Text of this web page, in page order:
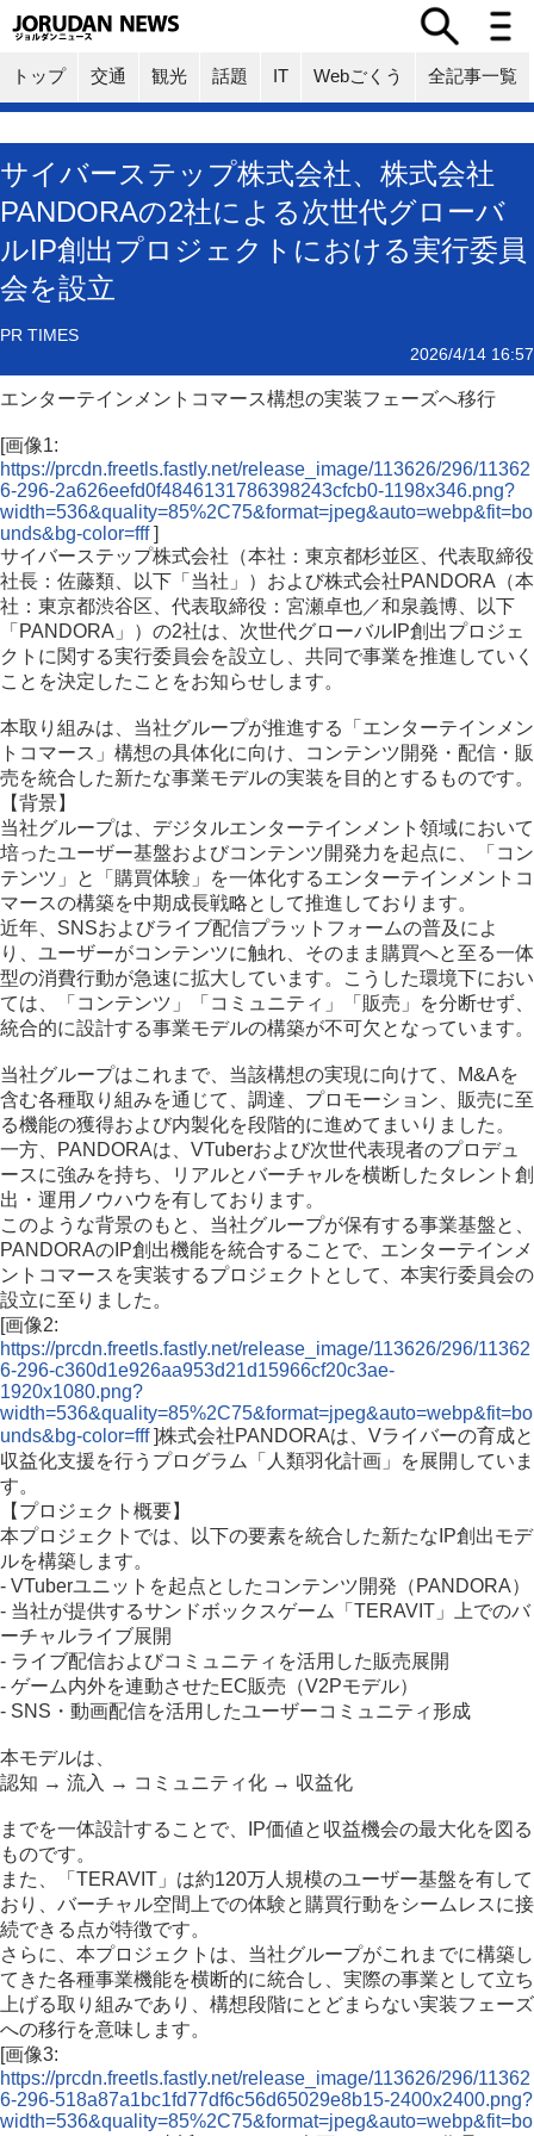
トップ 交通 観光 話題 IT Webごくう 全記事一覧
サイバーステップ株式会社、株式会社
PANDORAの2社による次世代グローバ
ルIP創出プロジェクトにおける実行委員
会を設立
PR TIMES
2026/4/14 16:57
エンターテインメントコマース構想の実装フェーズへ移行
[画像1:
https://prcdn.freetls.fastly.net/release_image/113626/296/11362
6-296-2a626eefd0f4846131786398243cfcb0-1198x346.png?
width=536&quality=85%2C75&format=jpeg&auto=webp&fit=bo
unds&bg-color=fff]
サイバーステップ株式会社（本社：東京都杉並区、代表取締役
社長：佐藤類、以下「当社」）および株式会社PANDORA（本
社：東京都渋谷区、代表取締役：宮瀬卓也／和泉義博、以下
「PANDORA」）の2社は、次世代グローバルIP創出プロジェ
クトに関する実行委員会を設立し、共同で事業を推進していく
ことを決定したことをお知らせします。
本取り組みは、当社グループが推進する「エンターテインメン
トコマース」構想の具体化に向け、コンテンツ開発・配信・販
売を統合した新たな事業モデルの実装を目的とするものです。
【背景】
当社グループは、デジタルエンターテインメント領域において
培ったユーザー基盤およびコンテンツ開発力を起点に、「コン
テンツ」と「購買体験」を一体化するエンターテインメントコ
マースの構築を中期成長戦略として推進しております。
近年、SNSおよびライブ配信プラットフォームの普及によ
り、ユーザーがコンテンツに触れ、そのまま購買へと至る一体
型の消費行動が急速に拡大しています。こうした環境下におい
ては、「コンテンツ」「コミュニティ」「販売」を分断せず、
統合的に設計する事業モデルの構築が不可欠となっています。
当社グループはこれまで、当該構想の実現に向けて、M&Aを
含む各種取り組みを通じて、調達、プロモーション、販売に至
る機能の獲得および内製化を段階的に進めてまいりました。
一方、PANDORAは、VTuberおよび次世代表現者のプロデュ
ースに強みを持ち、リアルとバーチャルを横断したタレント創
出・運用ノウハウを有しております。
このような背景のもと、当社グループが保有する事業基盤と、
PANDORAのIP創出機能を統合することで、エンターテインメ
ントコマースを実装するプロジェクトとして、本実行委員会の
設立に至りました。
[画像2:
https://prcdn.freetls.fastly.net/release_image/113626/296/11362
6-296-c360d1e926aa953d21d15966cf20c3ae-
1920x1080.png?
width=536&quality=85%2C75&format=jpeg&auto=webp&fit=bo
unds&bg-color=fff]株式会社PANDORAは、Vライバーの育成と
収益化支援を行うプログラム「人類羽化計画」を展開していま
す。
【プロジェクト概要】
本プロジェクトでは、以下の要素を統合した新たなIP創出モデ
ルを構築します。
- VTuberユニットを起点としたコンテンツ開発（PANDORA）
- 当社が提供するサンドボックスゲーム「TERAVIT」上でのバ
ーチャルライブ展開
- ライブ配信およびコミュニティを活用した販売展開
- ゲーム内外を連動させたEC販売（V2Pモデル）
- SNS・動画配信を活用したユーザーコミュニティ形成
本モデルは、
認知 → 流入 → コミュニティ化 → 収益化
までを一体設計することで、IP価値と収益機会の最大化を図る
ものです。
また、「TERAVIT」は約120万人規模のユーザー基盤を有して
おり、バーチャル空間上での体験と購買行動をシームレスに接
続できる点が特徴です。
さらに、本プロジェクトは、当社グループがこれまでに構築し
てきた各種事業機能を横断的に統合し、実際の事業として立ち
上げる取り組みであり、構想段階にとどまらない実装フェーズ
への移行を意味します。
[画像3:
https://prcdn.freetls.fastly.net/release_image/113626/296/11362
6-296-518a87a1bc1fd77df6c56d65029e8b15-2400x2400.png?
width=536&quality=85%2C75&format=jpeg&auto=webp&fit=bo